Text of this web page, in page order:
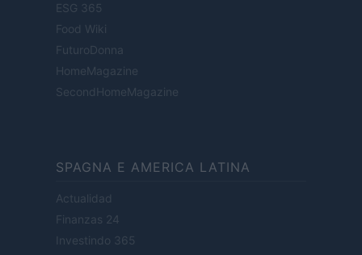
ESG 365
Food Wiki
FuturoDonna
HomeMagazine
SecondHomeMagazine
SPAGNA E AMERICA LATINA
Actualidad
Finanzas 24
Investindo 365